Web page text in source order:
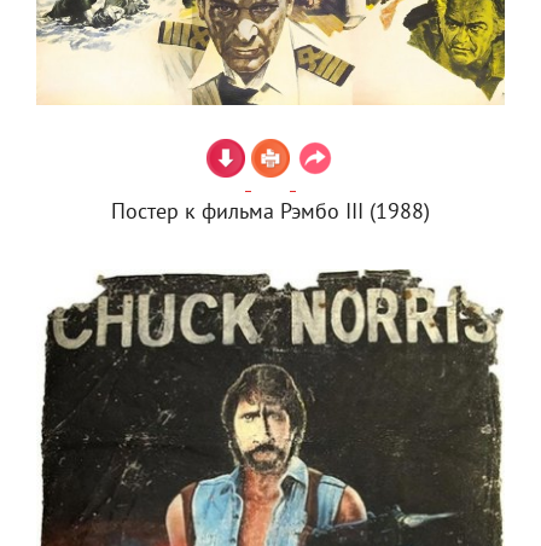
Постер к фильма Рэмбо III (1988)